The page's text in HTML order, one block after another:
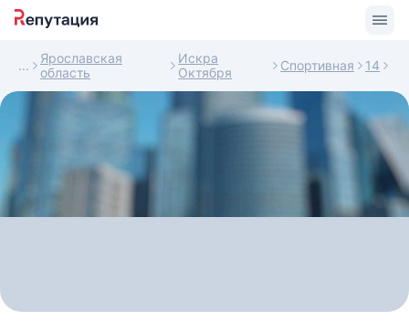
Ярославская
область
Искра
Октября
Спортивная 14